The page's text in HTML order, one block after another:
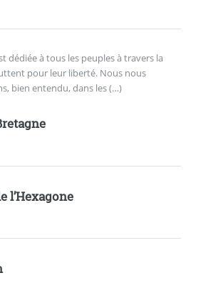
dédiée à tous les peuples à travers la
pour leur liberté. Nous nous
bien entendu, dans les (…)
l’Hexagone